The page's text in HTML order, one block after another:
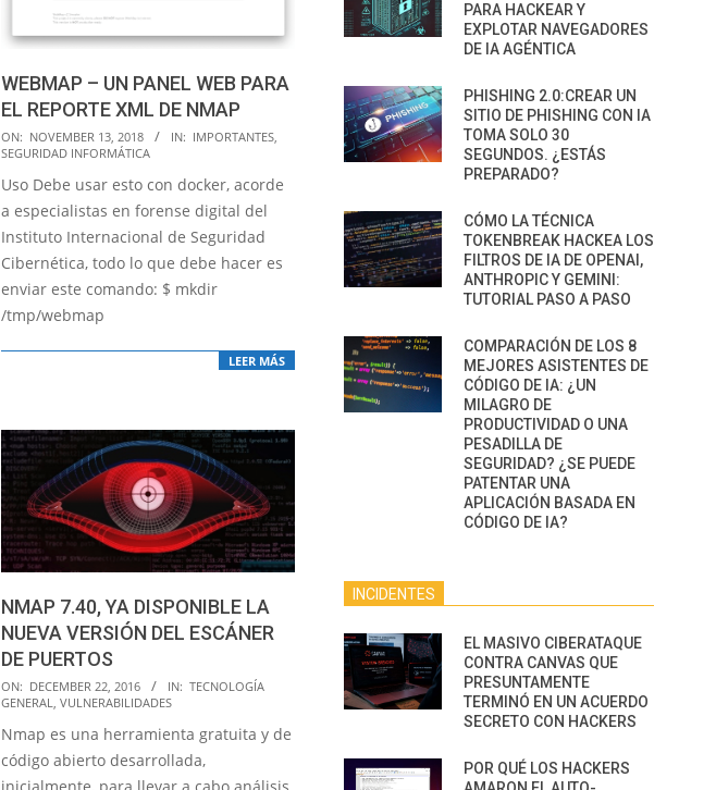
WEBMAP – UN PANEL WEB PARA
EL REPORTE XML DE NMAP
2018-
11-
13
ON: NOVEMBER 13, 2018 IN: IMPORTANTES,
SEGURIDAD INFORMÁTICA
Uso Debe usar esto con docker, acorde
a especialistas en forense digital del
Instituto Internacional de Seguridad
Cibernética, todo lo que debe hacer es
enviar este comando: $ mkdir
/tmp/webmap
LEER MÁS
NMAP 7.40, YA DISPONIBLE LA
NUEVA VERSIÓN DEL ESCÁNER
DE PUERTOS
2016-
12-
22
ON: DECEMBER 22, 2016 IN: TECNOLOGÍA
GENERAL, VULNERABILIDADES
Nmap es una herramienta gratuita y de
código abierto desarrollada,
PARA HACKEAR Y
EXPLOTAR NAVEGADORES
DE IA AGÉNTICA
PHISHING 2.0:CREAR UN
SITIO DE PHISHING CON IA
TOMA SOLO 30
SEGUNDOS. ¿ESTÁS
PREPARADO?
CÓMO LA TÉCNICA
TOKENBREAK HACKEA LOS
FILTROS DE IA DE OPENAI,
ANTHROPIC Y GEMINI:
TUTORIAL PASO A PASO
COMPARACIÓN DE LOS 8
MEJORES ASISTENTES DE
CÓDIGO DE IA: ¿UN
MILAGRO DE
PRODUCTIVIDAD O UNA
PESADILLA DE
SEGURIDAD? ¿SE PUEDE
PATENTAR UNA
APLICACIÓN BASADA EN
CÓDIGO DE IA?
INCIDENTES
EL MASIVO CIBERATAQUE
CONTRA CANVAS QUE
PRESUNTAMENTE
TERMINÓ EN UN ACUERDO
SECRETO CON HACKERS
POR QUÉ LOS HACKERS